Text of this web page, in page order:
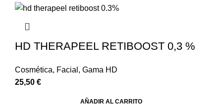
HD THERAPEEL RETIBOOST 0,3 %
Cosmética, Facial , Gama HD
25,50 €
AÑADIR AL CARRITO